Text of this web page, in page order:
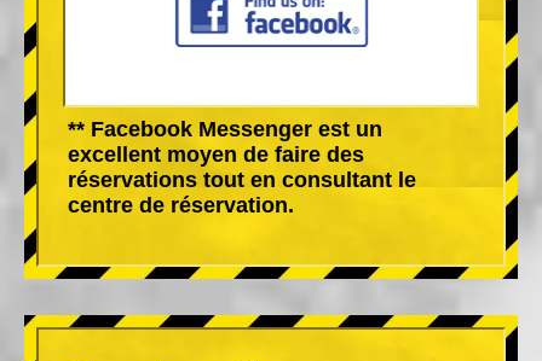
** Facebook Messenger est un
excellent moyen de faire des
réservations tout en consultant le
centre de réservation.